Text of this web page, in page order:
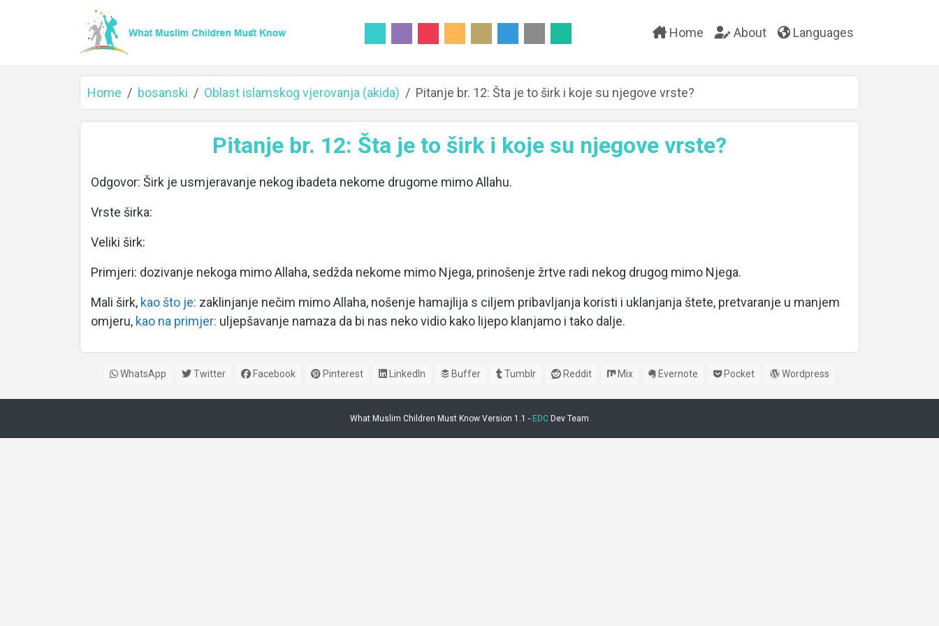
Languages
Home About Languages
Home bosanski Oblast islamskog vjerovanja (akida) Pitanje br. 12: Šta je to širk i koje su njegove vrste?
Pitanje br. 12: Šta je to širk i koje su njegove vrste?
Odgovor: Širk je usmjeravanje nekog ibadeta nekome drugome mimo Allahu.
Vrste širka:
Veliki širk:
Primjeri: dozivanje nekoga mimo Allaha, sedžda nekome mimo Njega, prinošenje žrtve radi nekog drugog mimo Njega.
Mali širk, kao što je: zaklinjanje nečim mimo Allaha, nošenje hamajlija s ciljem pribavljanja koristi i uklanjanja štete, pretvaranje u manjem
omjeru, kao na primjer: uljepšavanje namaza da bi nas neko vidio kako lijepo klanjamo i tako dalje.
WhatsApp Twitter Facebook Pinterest LinkedIn Buffer Tumblr Reddit Mix Evernote Pocket Wordpress
What Muslim Children Must Know Version 1.1 - EDC Dev Team